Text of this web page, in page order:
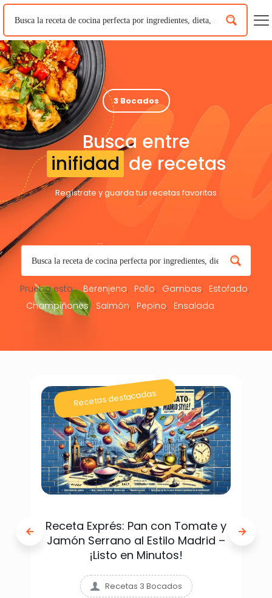
3 Bocados
Busca entre
inifidad de recetas
Regístrate y guarda tus recetas favoritas
Prueba esto: Berenjena Pollo Gambas
Estofado
Champiñones
Salmón Pepino Ensalada
Recetas destacadas
Receta Exprés: Pan con Tomate y
Jamón Serrano al Estilo Madrid –
¡Listo en Minutos!
Recetas 3 Bocados